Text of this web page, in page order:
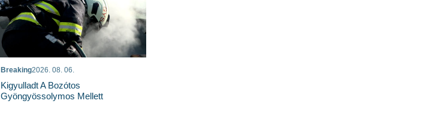
Breaking2026. 08. 06.
Kigyulladt A Bozótos
Gyöngyössolymos Mellett